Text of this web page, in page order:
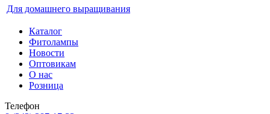
Для домашнего выращивания
Каталог
Фитолампы
Новости
Оптовикам
О нас
Розница
Телефон